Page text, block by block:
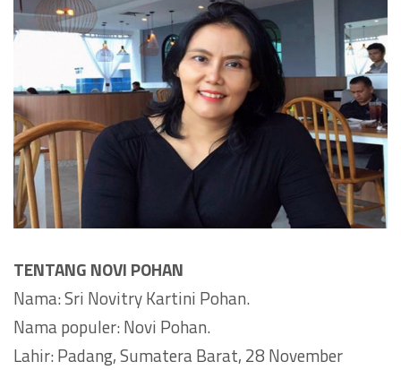
TENTANG NOVI POHAN
Nama: Sri Novitry Kartini Pohan.
Nama populer: Novi Pohan.
Lahir: Padang, Sumatera Barat, 28 November